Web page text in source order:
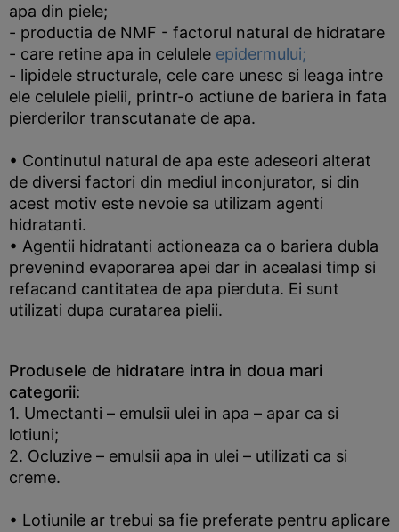
apa din piele;
- productia de NMF - factorul natural de hidratare
- care retine apa in celulele epidermului;
- lipidele structurale, cele care unesc si leaga intre
ele celulele pielii, printr-o actiune de bariera in fata
pierderilor transcutanate de apa.
• Continutul natural de apa este adeseori alterat
de diversi factori din mediul inconjurator, si din
acest motiv este nevoie sa utilizam agenti
hidratanti.
• Agentii hidratanti actioneaza ca o bariera dubla
prevenind evaporarea apei dar in acealasi timp si
refacand cantitatea de apa pierduta. Ei sunt
utilizati dupa curatarea pielii.
Produsele de hidratare intra in doua mari
categorii:
1. Umectanti – emulsii ulei in apa – apar ca si
lotiuni;
2. Ocluzive – emulsii apa in ulei – utilizati ca si
creme.
• Lotiunile ar trebui sa fie preferate pentru aplicare